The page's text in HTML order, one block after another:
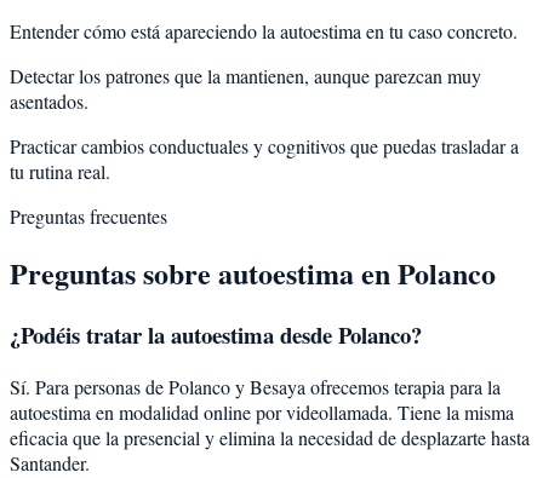
Entender cómo está apareciendo la autoestima en tu caso concreto.
Detectar los patrones que la mantienen, aunque parezcan muy
asentados.
Practicar cambios conductuales y cognitivos que puedas trasladar a
tu rutina real.
Preguntas frecuentes
Preguntas sobre autoestimaenPolanco
¿Podéis tratar laautoestimadesdePolanco?
Sí. Para personas de Polanco y Besaya ofrecemos terapia para la
autoestima en modalidad online por videollamada. Tiene la misma
eficacia que la presencial y elimina la necesidad de desplazarte hasta
Santander.